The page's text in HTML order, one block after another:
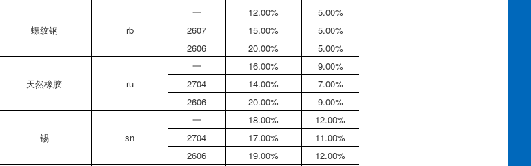
螺纹钢 rb
一 12.00%
5.00%
2607
15.00%
5.00%
2606
20.00% 5.00%
天然橡胶 ru
一 16.00%
9.00%
2704
14.00%
7.00%
2606
20.00% 9.00%
锡 sn
一 18.00%
12.00%
2704
17.00%
11.00%
2606
19.00% 12.00%